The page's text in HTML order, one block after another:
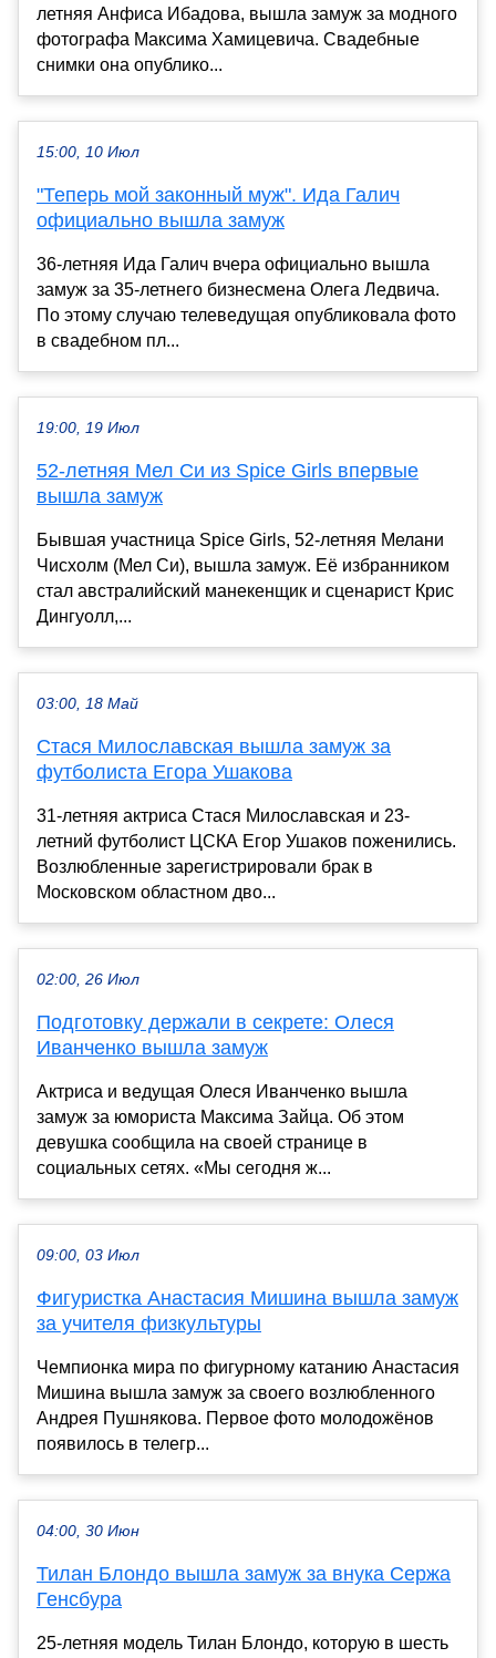
летняя Анфиса Ибадова, вышла замуж за модного
фотографа Максима Хамицевича. Свадебные
снимки она опублико...
15:00, 10 Июл
"Теперь мой законный муж". Ида Галич
официально вышла замуж
36-летняя Ида Галич вчера официально вышла
замуж за 35-летнего бизнесмена Олега Ледвича.
По этому случаю телеведущая опубликовала фото
в свадебном пл...
19:00, 19 Июл
52-летняя Мел Си из Spice Girls впервые
вышла замуж
Бывшая участница Spice Girls, 52-летняя Мелани
Чисхолм (Мел Си), вышла замуж. Её избранником
стал австралийский манекенщик и сценарист Крис
Дингуолл,...
03:00, 18 Май
Стася Милославская вышла замуж за
футболиста Егора Ушакова
31-летняя актриса Стася Милославская и 23-
летний футболист ЦСКА Егор Ушаков поженились.
Возлюбленные зарегистрировали брак в
Московском областном дво...
02:00, 26 Июл
Подготовку держали в секрете: Олеся
Иванченко вышла замуж
Актриса и ведущая Олеся Иванченко вышла
замуж за юмориста Максима Зайца. Об этом
девушка сообщила на своей странице в
социальных сетях. «Мы сегодня ж...
09:00, 03 Июл
Фигуристка Анастасия Мишина вышла замуж
за учителя физкультуры
Чемпионка мира по фигурному катанию Анастасия
Мишина вышла замуж за своего возлюбленного
Андрея Пушнякова. Первое фото молодожёнов
появилось в телегр...
04:00, 30 Июн
Тилан Блондо вышла замуж за внука Сержа
Генсбура
25-летняя модель Тилан Блондо, которую в шесть